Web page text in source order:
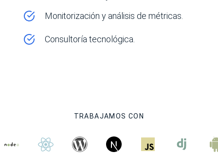
Monitorización y análisis de métricas.
Consultoría tecnológica.
TRABAJAMOS CON